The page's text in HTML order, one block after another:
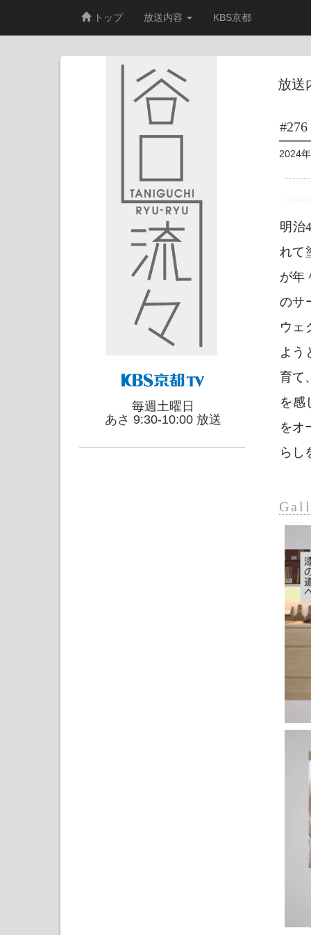
トップ 放送内容 KBS京都
毎週土曜日
あさ 9:30-10:00 放送
放送
#276
2024
明治
れて
が年
のサ
ウェ
よう
育て
を感
をオ
らし